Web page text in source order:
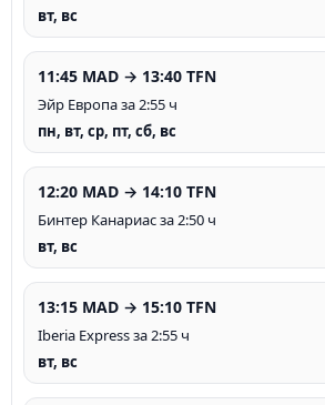
вт, вс
11:45 MAD → 13:40 TFN
Эйр Европа за 2:55 ч
пн, вт, ср, пт, сб, вс
12:20 MAD → 14:10 TFN
Бинтер Канариас за 2:50 ч
вт, вс
13:15 MAD → 15:10 TFN
Iberia Express за 2:55 ч
вт, вс